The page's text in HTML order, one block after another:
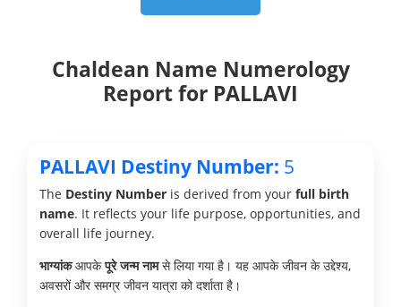
Chaldean Name Numerology
Report for PALLAVI
PALLAVI Destiny Number: 5
The Destiny Number is derived from your full birth
name. It reflects your life purpose, opportunities, and
overall life journey.
भाग्यांकआपकेपूरे जन्म नामसे लिया गया है। यह आपके जीवन के उद्देश्य,
अवसरों और समग्र जीवन यात्रा को दर्शाता है।